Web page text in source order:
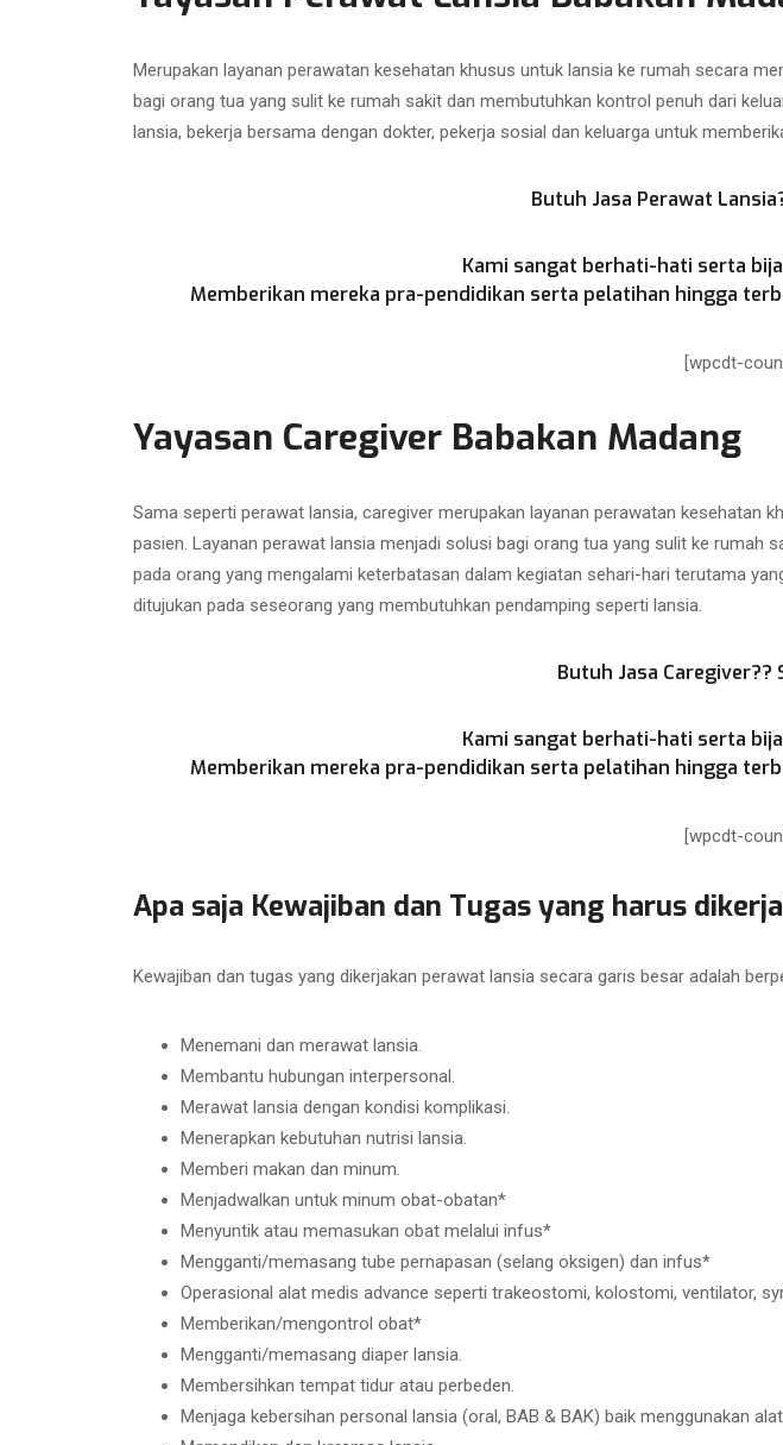
Merupakan layanan perawatan kesehatan khusus untuk lansia ke rumah secara
bagi orang tua yang sulit ke rumah sakit dan membutuhkan kontrol penuh dari
lansia, bekerja bersama dengan dokter, pekerja sosial dan keluarga untuk
Butuh Jasa Perawat
Kami sangat berhati-hati serta
Memberikan mereka pra-pendidikan serta pelatihan hingga
[wpcdt-
Yayasan Caregiver Babakan Madang
Sama seperti perawat lansia, caregiver merupakan layanan perawatan kesehatan
pasien. Layanan perawat lansia menjadi solusi bagi orang tua yang sulit ke rumah
pada orang yang mengalami keterbatasan dalam kegiatan sehari-hari terutama
ditujukan pada seseorang yang membutuhkan pendamping seperti lansia.
Butuh Jasa Caregiver??
Kami sangat berhati-hati serta
Memberikan mereka pra-pendidikan serta pelatihan hingga
[wpcdt-
Apa saja Kewajiban dan Tugas yang harus
Kewajiban dan tugas yang dikerjakan perawat lansia secara garis besar adalah
Menemani dan merawat lansia.
Membantu hubungan interpersonal.
Merawat lansia dengan kondisi komplikasi.
Menerapkan kebutuhan nutrisi lansia.
Memberi makan dan minum.
Menjadwalkan untuk minum obat-obatan*
Menyuntik atau memasukan obat melalui infus*
Mengganti/memasang tube pernapasan (selang oksigen) dan infus*
Operasional alat medis advance seperti trakeostomi, kolostomi, ventilator,
Memberikan/mengontrol obat*
Mengganti/memasang diaper lansia.
Membersihkan tempat tidur atau perbeden.
Menjaga kebersihan personal lansia (oral, BAB & BAK) baik menggunakan